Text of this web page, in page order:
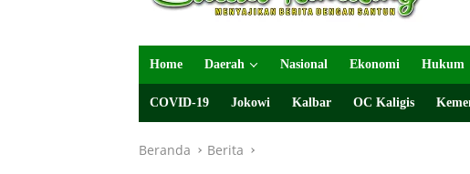
Home Daerah Nasional Ekonomi Hukum
COVID-19 Jokowi Kalbar OC Kaligis
Beranda Berita